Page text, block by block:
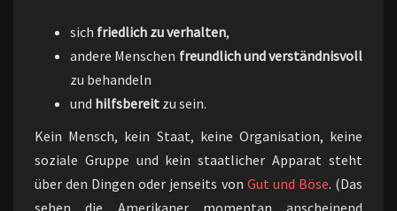
sich friedlich zu verhalten,
andere Menschen freundlich und verständnisvoll
zu behandeln
und hilfsbereit zu sein.
Kein Mensch, kein Staat, keine Organisation, keine
soziale Gruppe und kein staatlicher Apparat steht
über den Dingen oder jenseits von Gut und Böse. (Das
sehen die Amerikaner momentan anscheinend